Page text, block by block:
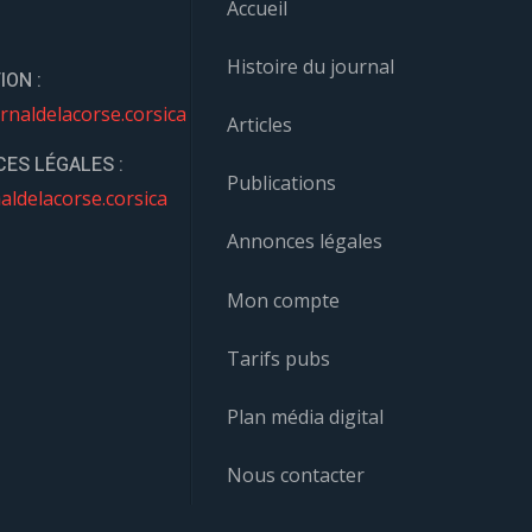
:
LÉGALES :
Accueil
Histoire du journal
Articles
Publications
Annonces légales
Mon compte
Tarifs pubs
Plan média digital
Nous contacter